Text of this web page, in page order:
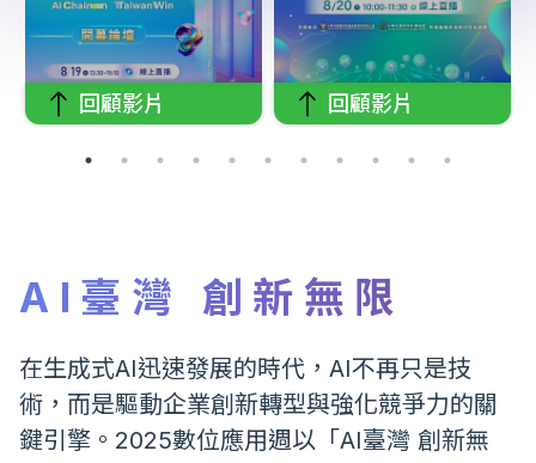
AI臺灣 創新無限
在生成式AI迅速發展的時代，AI不再只是技
術，而是驅動企業創新轉型與強化競爭力的關
鍵引擎。2025數位應用週以「AI臺灣 創新無